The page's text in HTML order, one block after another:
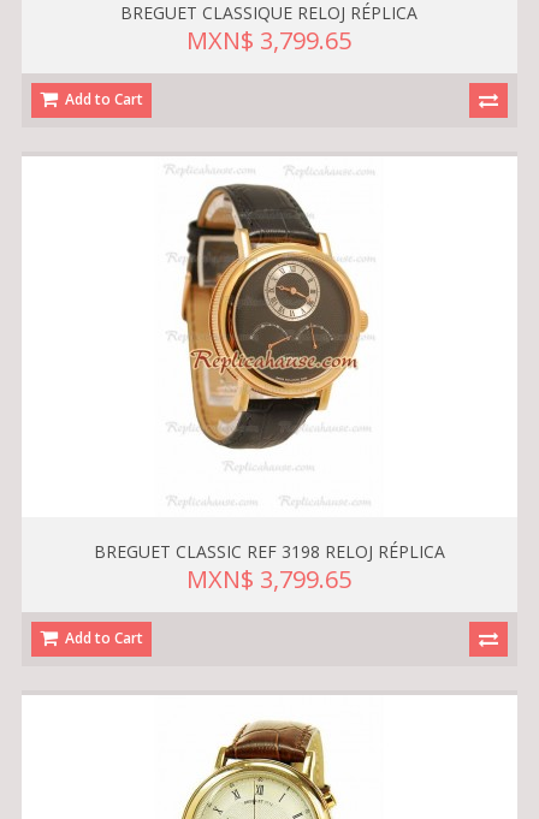
BREGUET CLASSIQUE RELOJ RÉPLICA
MXN$ 3,799.65
Add to Cart
BREGUET CLASSIC REF 3198 RELOJ RÉPLICA
MXN$ 3,799.65
Add to Cart